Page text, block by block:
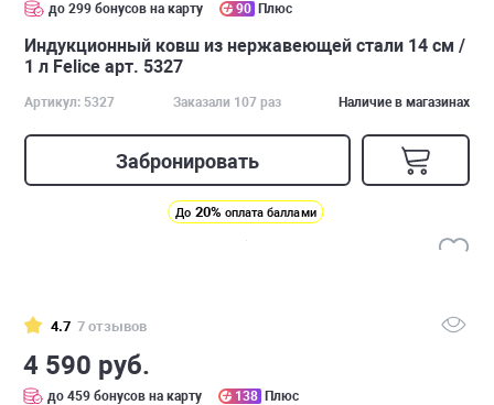
до 299 бонусов на карту 90 Плюс
Индукционный ковш из нержавеющей стали 14 см /
1 л Felice арт. 5327
Артикул: 5327 Заказали 107 раз Наличие в магазинах
Забронировать
До 20% оплата баллами
4.7 7 отзывов
4 590 руб.
до 459 бонусов на карту 138 Плюс